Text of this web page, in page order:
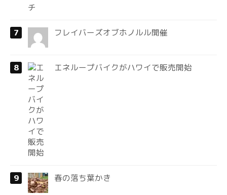
フレイバーズオブホノルル開催
エネループバイクがハワイで販売開始
春の落ち葉かき